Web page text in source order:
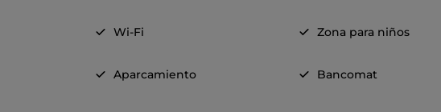
Wi-Fi Zona para niños
Aparcamiento Bancomat